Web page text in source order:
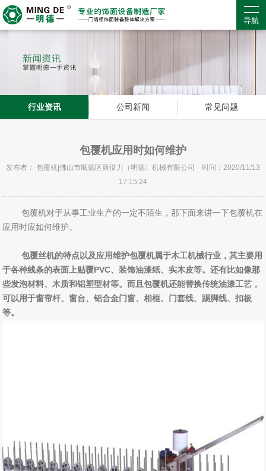
导航
行业资讯 公司新闻 常见问题
包覆机应用时如何维护
发布者： 包覆机|佛山市顺德区康倍力（明德）机械有限公司 时间：2020/11/13
17:15:24
包覆机对于从事工业生产的一定不陌生，那下面来讲一下包覆机在
应用时应如何维护。
包覆丝机的特点以及应用维护包覆机属于木工机械行业，其主要用
于各种线条的表面上贴覆PVC、装饰油漆纸、实木皮等。还有比如像那
些发泡材料、木质和铝塑型材等。而且包覆机还能替换传统油漆工艺，
可以用于窗帘杆、窗台、铝合金门窗、相框、门套线、踢脚线、扣板
等。